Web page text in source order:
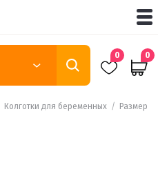
0 0
Колготки для беременных /
Размер